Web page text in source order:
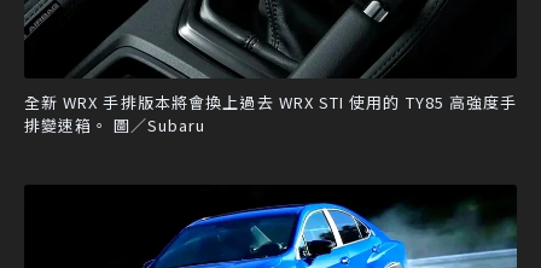
全新 WRX 手排版本將會換上過去 WRX STI 使用的 TY85 高強度手
排變速箱。 圖／Subaru